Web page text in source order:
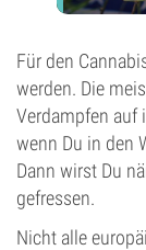
Für den
werden. Die
Verdampfen auf
wenn Du in den
Dann wirst Du
gefressen.
Nicht alle